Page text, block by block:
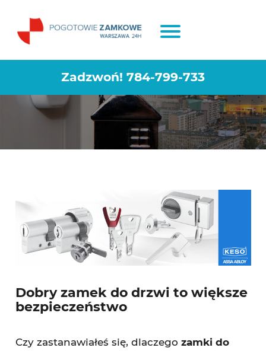
Zadzwoń! 784-799-733
Kupujesz zamek do drzwi? Na co
zwracać uwagę
Dobry zamek do drzwi to większe
bezpieczeństwo
Czy zastanawiałeś się, dlaczego zamki do